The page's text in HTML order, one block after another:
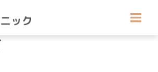
治療後の日常生活